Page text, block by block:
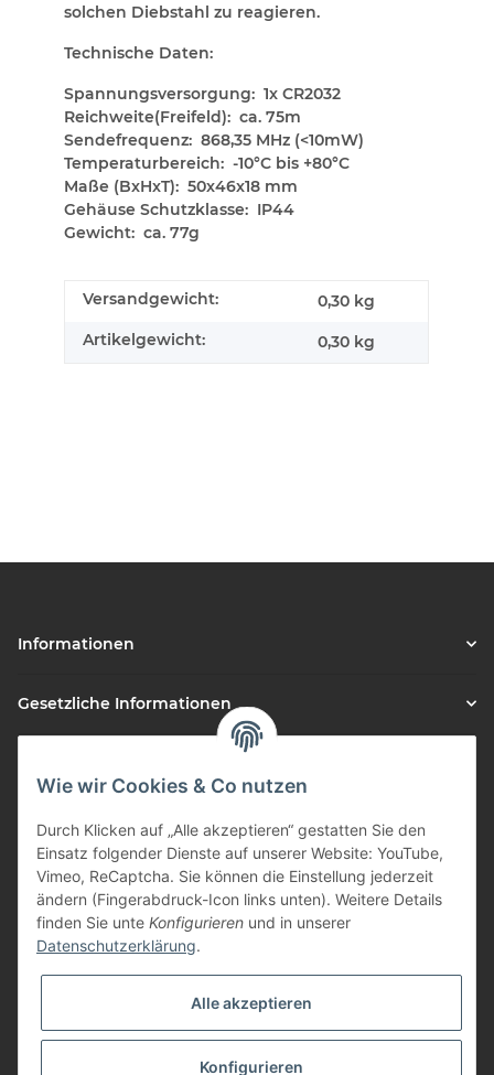
solchen Diebstahl zu reagieren.
Technische Daten:
Spannungsversorgung: 1x CR2032
Reichweite(Freifeld): ca. 75m
Sendefrequenz: 868,35 MHz (<10mW)
Temperaturbereich: -10°C bis +80°C
Maße (BxHxT): 50x46x18 mm
Gehäuse Schutzklasse: IP44
Gewicht: ca. 77g
Versandgewicht:
0,30 kg
Artikelgewicht:
0,30 kg
Informationen
Gesetzliche Informationen
Täglicher Versand
viele Zahlungsarten
Günstige Versandkosten
Zahlungsarten
Wie wir Cookies & Co nutzen
Durch Klicken auf „Alle akzeptieren“ gestatten Sie den
Einsatz folgender Dienste auf unserer Website: YouTube,
Vimeo, ReCaptcha. Sie können die Einstellung jederzeit
ändern (Fingerabdruck-Icon links unten). Weitere Details
finden Sie unte Konfigurieren und in unserer
Datenschutzerklärung.
Alle akzeptieren
Konfigurieren